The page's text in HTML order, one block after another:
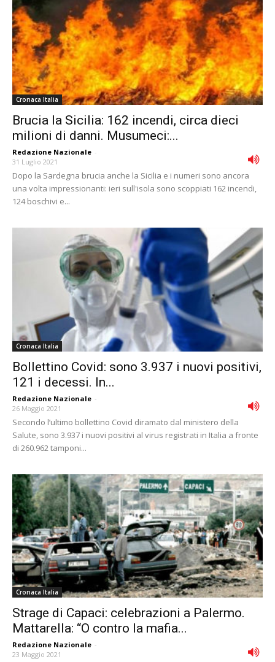
Cronaca Italia
Brucia la Sicilia: 162 incendi, circa dieci
milioni di danni. Musumeci:...
Redazione Nazionale -
31 Luglio 2021
Dopo la Sardegna brucia anche la Sicilia e i numeri sono ancora
una volta impressionanti: ieri sull'isola sono scoppiati 162 incendi,
124 boschivi e...
Cronaca Italia
Bollettino Covid: sono 3.937 i nuovi positivi,
121 i decessi. In...
Redazione Nazionale -
26 Maggio 2021
Secondo l’ultimo bollettino Covid diramato dal ministero della
Salute, sono 3.937 i nuovi positivi al virus registrati in Italia a fronte
di 260.962 tamponi...
Cronaca Italia
Strage di Capaci: celebrazioni a Palermo.
Mattarella: “O contro la mafia...
Redazione Nazionale -
23 Maggio 2021